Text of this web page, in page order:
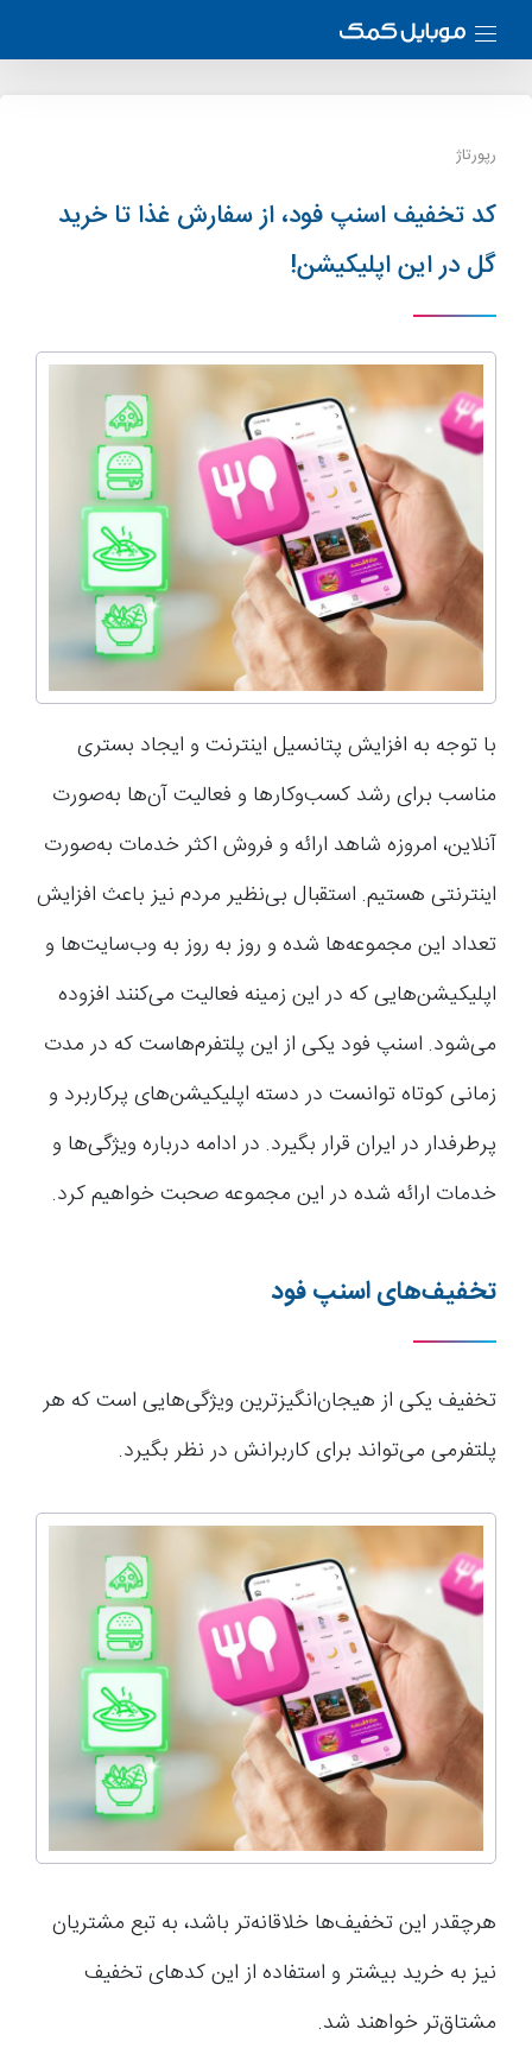
رپورتاژ
کد تخفیف اسنپ فود، از سفارش غذا تا خرید
گل در این اپلیکیشن!
با توجه به افزایش پتانسیل اینترنت و ایجاد بستری
مناسب برای رشد کسب‌وکارها و فعالیت آن‌ها به‌صورت
آنلاین، امروزه شاهد ارائه و فروش اکثر خدمات به‌صورت
اینترنتی هستیم. استقبال بی‌نظیر مردم نیز باعث افزایش
تعداد این مجموعه‌ها شده و روز به روز به وب‌سایت‌ها و
اپلیکیشن‌هایی که در این زمینه فعالیت می‌کنند افزوده
می‌شود. اسنپ فود یکی از این پلتفرم‌هاست که در مدت
زمانی کوتاه توانست در دسته اپلیکیشن‌های پرکاربرد و
پرطرفدار در ایران قرار بگیرد. در ادامه درباره ویژگی‌ها و
خدمات ارائه شده در این مجموعه صحبت خواهیم کرد.
تخفیف‌های اسنپ فود
تخفیف یکی از هیجان‌انگیزترین ویژگی‌هایی است که هر
پلتفرمی می‌تواند برای کاربرانش در نظر بگیرد.
هرچقدر این تخفیف‌ها خلاقانه‌تر باشد، به تبع مشتریان
نیز به خرید بیشتر و استفاده از این کدهای تخفیف
مشتاق‌تر خواهند شد.